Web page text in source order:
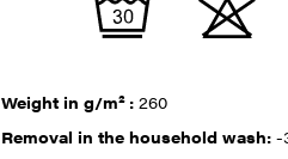
Weight in g/m² :260
Removal in the household wash:-